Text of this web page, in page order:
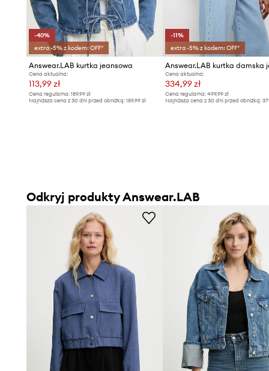
-40%
extra -5% z kodem: OFF*
Answear.LAB kurtka jeansowa
Cena aktualna:
113,99 zł
Cena regularna: 189,99 zł
Najniższa cena z 30 dni przed obniżką: 189,99 zł
-11%
extra -5% z kodem: OFF*
Cena aktualna:
334,99 zł
Cena regularna:499,99 zł
Najniższa cena z 30 dni przed obniżką:
Odkryj produkty Answear.LAB